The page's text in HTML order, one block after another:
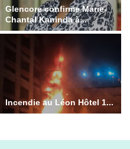
Glencore confirme Marie-
Chantal Kaninda à...
Incendie au Léon Hôtel 1...